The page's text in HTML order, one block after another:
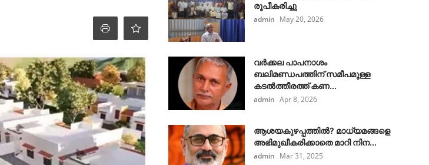
രൂപീകരിച്ചു
admin May 20, 2026
വർക്കല പാപനാശം
ബലിമണ്ഡപത്തിന് സമീപമുള്ള
കടൽത്തീരത്ത് കണ...
admin Apr 8, 2026
ആശയകുഴപ്പത്തില്‍? മാധ്യമങ്ങളെ
അഭിമുഖീകരിക്കാതെ മാറി നിന...
admin Mar 31, 2025